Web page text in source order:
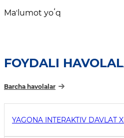
Maʼlumot yoʻq
FOYDALI
Barcha havolalar
YAGONA INTERAKTIV DAVLAT